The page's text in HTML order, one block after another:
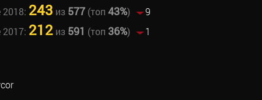
243 из 577(топ 43%)
9
212из 591 (топ 36%)
1